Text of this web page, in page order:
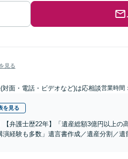
見る
対面・電話・ビデオなど)は応相談営業時間
を見る
【弁護士歴22年】「遺産総額3億円以上の
経験も多数」遺言書作成／遺産分割／遺